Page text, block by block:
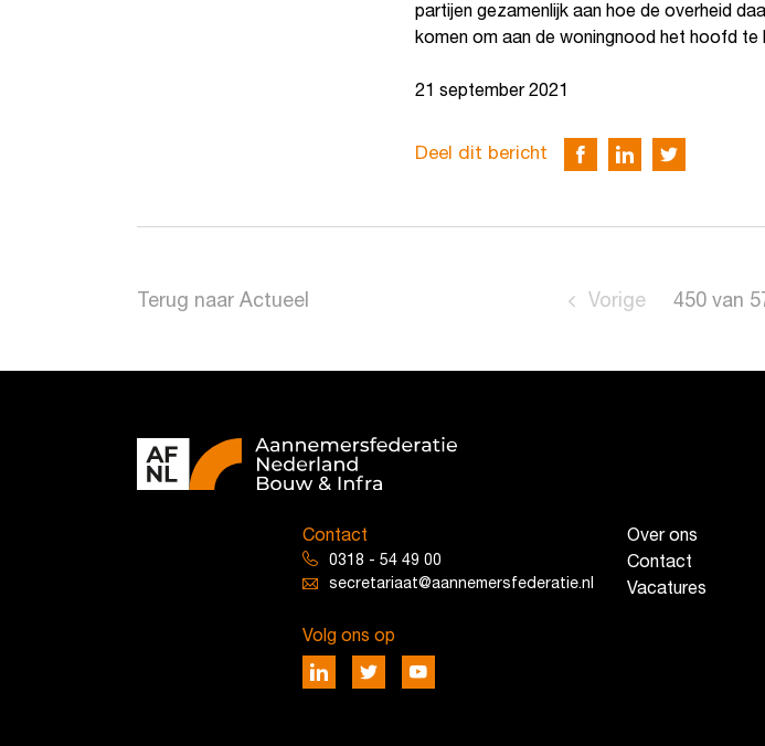
partijen gezamenlijk aan hoe de overheid
komen om aan de woningnood het hoofd te
21 september 2021
Deel dit bericht
Terug naar Actueel Vorige 450van
Contact
0318 - 54 49 00
secretariaat@aannemersfederatie.nl
Volg ons op
Over ons
Contact
Vacatures